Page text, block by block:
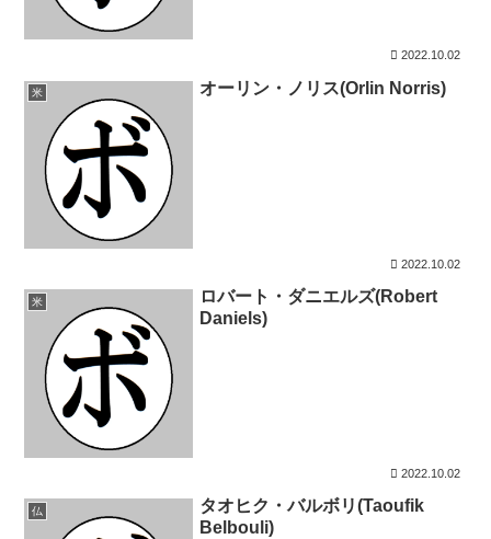
2022.10.02
米 オーリン・ノリス(Orlin Norris)
2022.10.02
米
ロバート・ダニエルズ(Robert
Daniels)
2022.10.02
仏
タオヒク・バルボリ(Taoufik
Belbouli)